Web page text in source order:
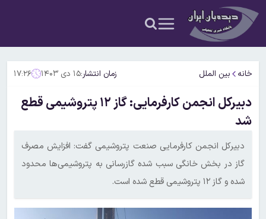
خانه بین الملل زمان انتشار:۱۵ دی ۱۴۰۳ ۱۷:۲۶
دبیرکل انجمن کارفرمایی: گاز ۱۲ پتروشیمی قطع
شد
دبیرکل انجمن کارفرمایی صنعت پتروشیمی گفت: افزایش مصرف
گاز در بخش خانگی سبب شده گازرسانی به پتروشیمی‌ها محدود
شده و گاز ۱۲ پتروشیمی قطع شده است.